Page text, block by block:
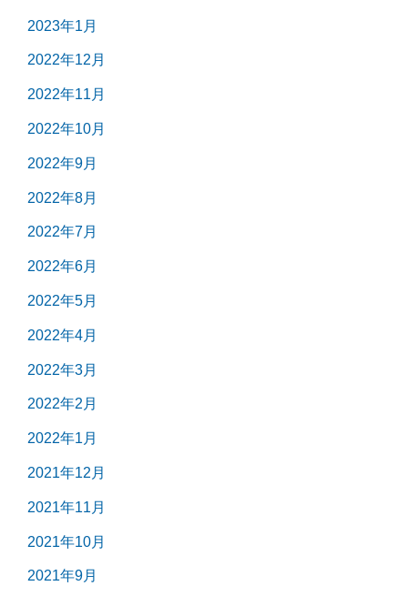
2023年1月
2022年12月
2022年11月
2022年10月
2022年9月
2022年8月
2022年7月
2022年6月
2022年5月
2022年4月
2022年3月
2022年2月
2022年1月
2021年12月
2021年11月
2021年10月
2021年9月